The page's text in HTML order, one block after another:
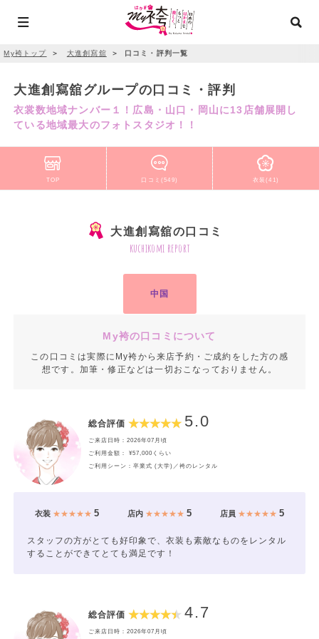
My袴トップ ＞ 大進創寫舘 ＞ 口コミ・評判一覧
大進創寫舘グループの口コミ・評判
衣裳数地域ナンバー１！広島・山口・岡山に13店舗展開し
ている地域最大のフォトスタジオ！！
TOP 口コミ(549) 衣装(41)
大進創寫舘の口コミ
kuchikomi report
中国
My袴の口コミについて
この口コミは実際にMy袴から来店予約・ご成約をした方の感
想です。加筆・修正などは一切おこなっておりません。
総合評価 5.0
ご来店日時：2026年07月頃
ご利用金額： ¥57,000くらい
ご利用シーン：卒業式 (大学)／袴のレンタル
衣装★★★★★ 5 店内★★★★★ 5 店員 ★★★★★5
スタッフの方がとても好印象で、衣装も素敵なものをレンタル
することができてとても満足です！
総合評価 4.7
ご来店日時：2026年07月頃